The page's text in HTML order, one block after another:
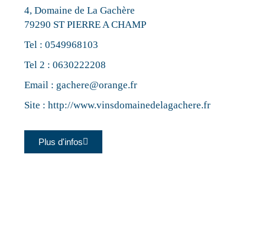
4, Domaine de La Gachère
79290 ST PIERRE A CHAMP
Tel :0549968103
Tel 2 :0630222208
Email : gachere@orange.fr
Site :http://www.vinsdomainedelagachere.fr
Plus d'infos